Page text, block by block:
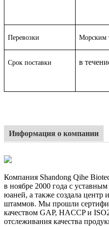
Перевозки Морским
Срок поставки в
Информация о компании
Компания Shandong Qihe
в ноябре 2000 года с
юаней, а также создала центр
штаммов. Мы прошли
качеством GAP, HACCP и
отслеживания качества